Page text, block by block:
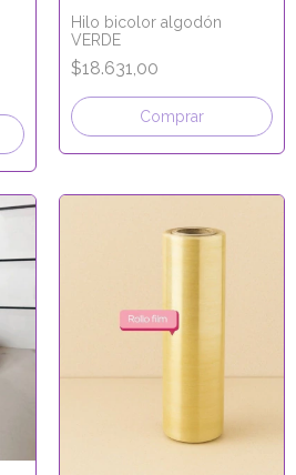
Hilo bicolor algodón
VERDE
$18.631,00